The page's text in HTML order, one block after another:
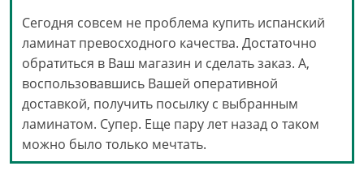
Сегодня совсем не проблема купить испанский
ламинат превосходного качества. Достаточно
обратиться в Ваш магазин и сделать заказ. А,
воспользовавшись Вашей оперативной
доставкой, получить посылку с выбранным
ламинатом. Супер. Еще пару лет назад о таком
можно было только мечтать.